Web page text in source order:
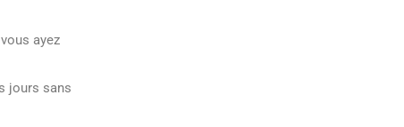
ayez
jours sans